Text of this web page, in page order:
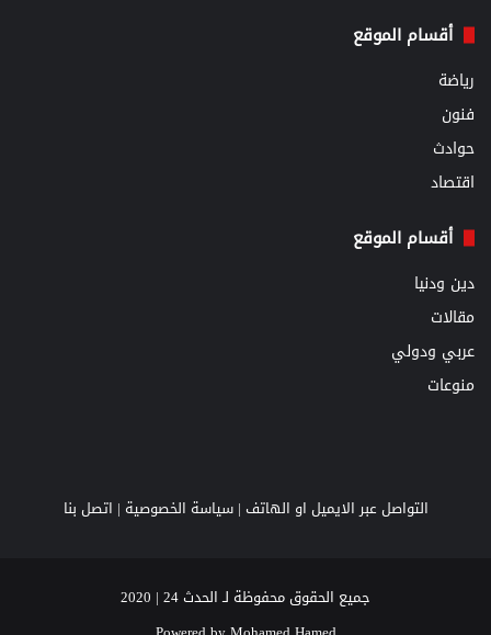
أقسام الموقع
رياضة
فنون
حوادث
اقتصاد
أقسام الموقع
دين ودنيا
مقالات
عربي ودولي
منوعات
التواصل عبر الايميل او الهاتف |سياسة الخصوصية | اتصل بنا
جميع الحقوق محفوظة لـ الحدث 24 | 2020